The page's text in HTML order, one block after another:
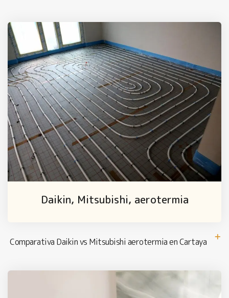
Daikin, Mitsubishi, aerotermia
Comparativa Daikin vs Mitsubishi aerotermia en Cartaya